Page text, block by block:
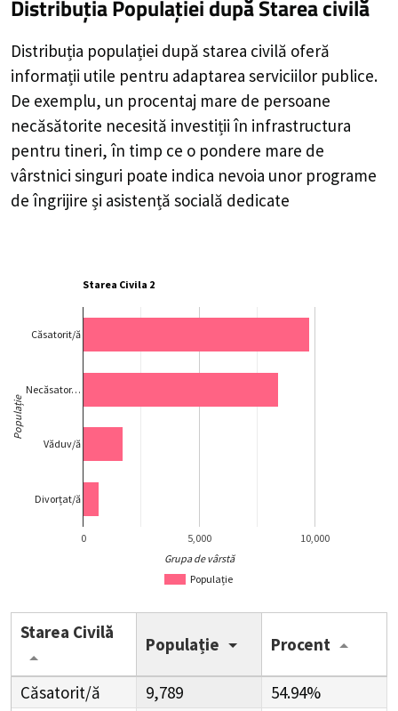
Distribuția Populațieidupă Starea civilă
Distribuția populației după starea civilă oferă
informații utile pentru adaptarea serviciilor publice.
De exemplu, un procentaj mare de persoane
necăsătorite necesită investiții în infrastructura
pentru tineri, în timp ce o pondere mare de
vârstnici singuri poate indica nevoia unor programe
de îngrijire și asistență socială dedicate
Starea Civila 2
Populație
0 5,000 10,000
Căsatorit/ă
Necăsator…
Văduv/ă
Divorțat/ă
Grupa de vârstă
Populație
Starea Civilă
Populație Procent
Căsatorit/ă 9,789
54.94%